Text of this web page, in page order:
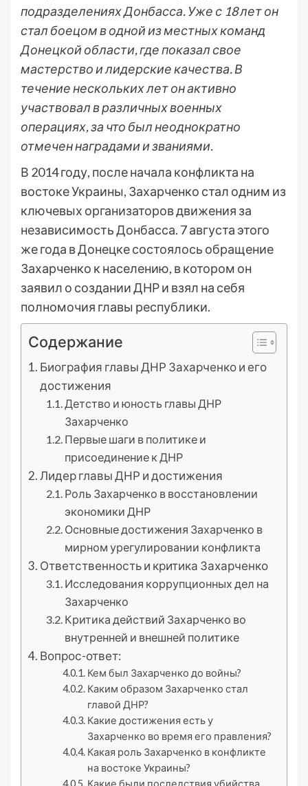
подразделениях Донбасса. Уже с 18 лет он
стал боецом в одной из местных команд
Донецкой области, где показал свое
мастерство и лидерские качества. В
течение нескольких лет он активно
участвовал в различных военных
операциях, за что был неоднократно
отмечен наградами и званиями.
В 2014 году, после начала конфликта на
востоке Украины, Захарченко стал одним из
ключевых организаторов движения за
независимость Донбасса. 7 августа этого
же года в Донецке состоялось обращение
Захарченко к населению, в котором он
заявил о создании ДНР и взял на себя
полномочия главы республики.
Содержание
Биография главы ДНР Захарченко и его
достижения
Детство и юность главы ДНР
Захарченко
Первые шаги в политике и
присоединение к ДНР
Лидер главы ДНР и достижения
Роль Захарченко в восстановлении
экономики ДНР
Основные достижения Захарченко в
мирном урегулировании конфликта
Ответственность и критика Захарченко
Исследования коррупционных дел на
Захарченко
Критика действий Захарченко во
внутренней и внешней политике
Вопрос-ответ:
Кем был Захарченко до войны?
Каким образом Захарченко стал
главой ДНР?
Какие достижения есть у
Захарченко во время его правления?
Какая роль Захарченко в конфликте
на востоке Украины?
Какие были последствия убийства